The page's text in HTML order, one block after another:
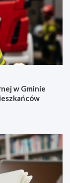
w Gminie